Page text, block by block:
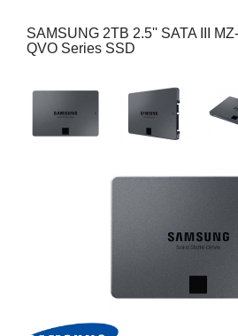
tablet
projektori
SAMSUNG 2TB 2.5'' SATA III
QVO Series SSD